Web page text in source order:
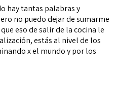
hay tantas palabras y
no puedo dejar de sumarme
eso de salir de la cocina le
estás al nivel de los
x el mundo y por los